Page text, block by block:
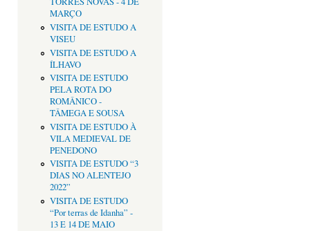
MARÇO
VISITA DE ESTUDO A
VISEU
VISITA DE ESTUDO A
ÍLHAVO
VISITA DE ESTUDO
PELA ROTA DO
ROMÂNICO -
TÂMEGA E SOUSA
VISITA DE ESTUDO À
VILA MEDIEVAL DE
PENEDONO
VISITA DE ESTUDO “3
DIAS NO ALENTEJO
2022”
VISITA DE ESTUDO
“Por terras de Idanha” -
13 E 14 DE MAIO